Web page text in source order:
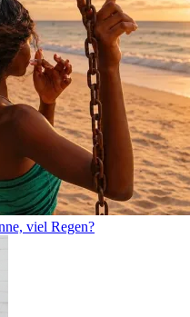
viel Regen?